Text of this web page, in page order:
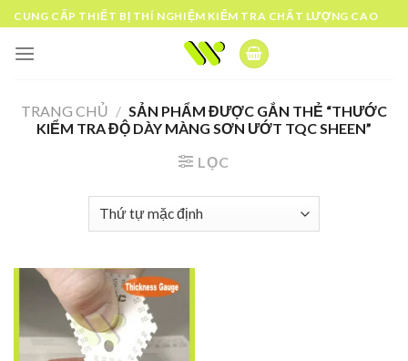
Skip
to
content
CUNG CẤP THIẾT BỊ THÍ NGHIỆM KIỂM TRA CHẤT LƯỢNG CAO
TRANG CHỦ / SẢN PHẨM ĐƯỢC GẮN THẺ “THƯỚC
KIỂM TRA ĐỘ DÀY MÀNG SƠN ƯỚT TQC SHEEN”
LỌC